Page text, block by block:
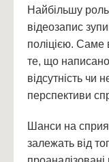
Найбільшу роль
відеозапис
поліцією. Саме
те, що
відсутність чи
перспективи
Шанси на
залежать від